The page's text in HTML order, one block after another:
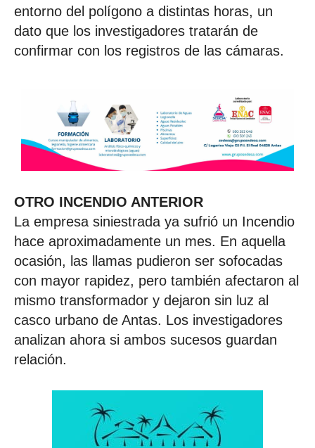
entorno del polígono a distintas horas, un
dato que los investigadores tratarán de
confirmar con los registros de las cámaras.
OTRO INCENDIO ANTERIOR
La empresa siniestrada ya sufrió un Incendio
hace aproximadamente un mes. En aquella
ocasión, las llamas pudieron ser sofocadas
con mayor rapidez, pero también afectaron al
mismo transformador y dejaron sin luz al
casco urbano de Antas. Los investigadores
analizan ahora si ambos sucesos guardan
relación.